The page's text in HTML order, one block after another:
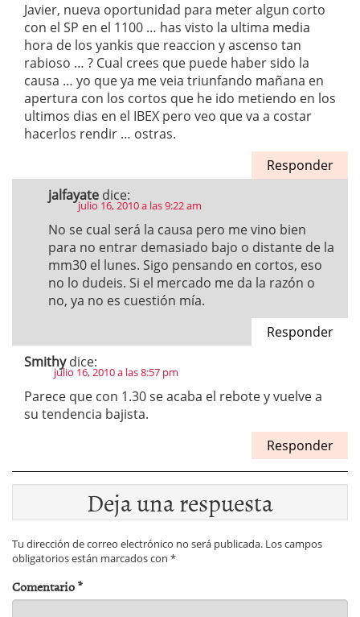
Javier, nueva oportunidad para meter algun corto
con el SP en el 1100 … has visto la ultima media
hora de los yankis que reaccion y ascenso tan
rabioso … ? Cual crees que puede haber sido la
causa … yo que ya me veia triunfando mañana en
apertura con los cortos que he ido metiendo en los
ultimos dias en el IBEX pero veo que va a costar
hacerlos rendir … ostras.
Responder
jalfayate dice:
julio 16, 2010 a las 9:22 am
No se cual será la causa pero me vino bien
para no entrar demasiado bajo o distante de la
mm30 el lunes. Sigo pensando en cortos, eso
no lo dudeis. Si el mercado me da la razón o
no, ya no es cuestión mía.
Responder
Smithy dice:
julio 16, 2010 a las 8:57 pm
Parece que con 1.30 se acaba el rebote y vuelve a
su tendencia bajista.
Responder
Deja una respuesta
Tu dirección de correo electrónico no será publicada. Los campos
obligatorios están marcados con *
Comentario*